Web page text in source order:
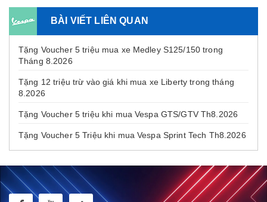
BÀI VIẾT LIÊN QUAN
Tặng Voucher 5 triệu mua xe Medley S125/150 trong
Tháng 8.2026
Tặng 12 triệu trừ vào giá khi mua xe Liberty trong tháng
8.2026
Tặng Voucher 5 triệu khi mua Vespa GTS/GTV Th8.2026
Tặng Voucher 5 Triệu khi mua Vespa Sprint Tech Th8.2026